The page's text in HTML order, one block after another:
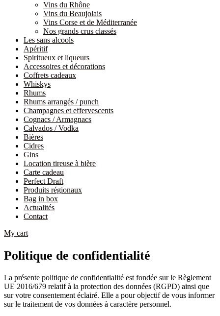
Vins du Rhône
Vins du Beaujolais
Vins Corse et de Méditerranée
Nos grands crus classés
Les sans alcools
Apéritif
Spiritueux et liqueurs
Accessoires et décorations
Coffrets cadeaux
Whiskys
Rhums
Rhums arrangés / punch
Champagnes et effervescents
Cognacs / Armagnacs
Calvados / Vodka
Bières
Cidres
Gins
Location tireuse à bière
Carte cadeau
Perfect Draft
Produits régionaux
Bag in box
Actualités
Contact
My cart
Politique de confidentialité
La présente politique de confidentialité est fondée sur le Règlement
UE 2016/679 relatif à la protection des données (RGPD) ainsi que
sur votre consentement éclairé. Elle a pour objectif de vous informer
sur le traitement de vos données à caractère personnel.